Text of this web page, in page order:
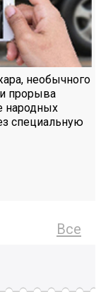
необычного
прорыва
народных
специальную
Все